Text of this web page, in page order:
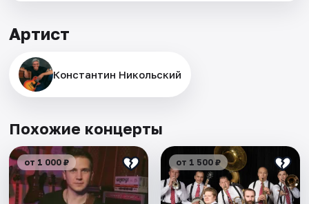
Артист
Константин Никольский
Похожие концерты
от 1 000 ₽ от 1 500 ₽